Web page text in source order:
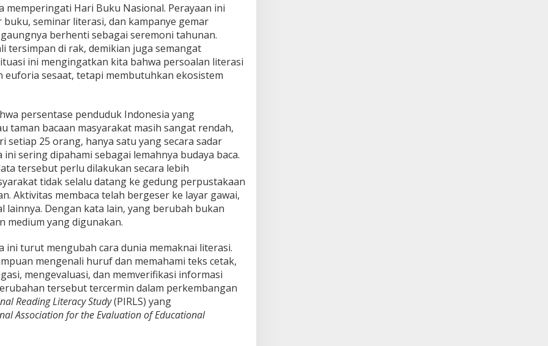
memperingati Hari Buku Nasional. Perayaan ini
seminar literasi, dan kampanye gemar
berhenti sebagai seremoni tahunan.
tersimpan di rak, demikian juga semangat
ini mengingatkan kita bahwa persoalan literasi
euforia sesaat, tetapi membutuhkan ekosistem
persentase penduduk Indonesia yang
taman bacaan masyarakat masih sangat rendah,
setiap 25 orang, hanya satu yang secara sadar
sering dipahami sebagai lemahnya budaya baca.
tersebut perlu dilakukan secara lebih
tidak selalu datang ke gedung perpustakaan
Aktivitas membaca telah bergeser ke layar gawai,
Dengan kata lain, yang berubah bukan
medium yang digunakan.
ini turut mengubah cara dunia memaknai literasi.
mengenali huruf dan memahami teks cetak,
mengevaluasi, dan memverifikasi informasi
tersebut tercermin dalam perkembangan
Reading Literacy Study(PIRLS) yang
Association for the Evaluation of Educational